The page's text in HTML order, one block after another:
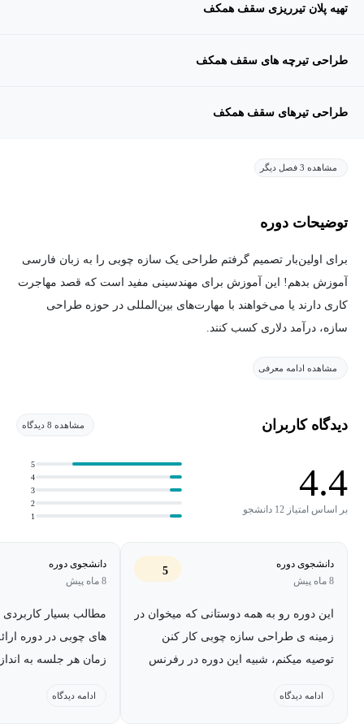
تهیه پلان تیرریزی سقف همکف
طراحی تیرچه های سقف همکف
طراحی تیرهای سقف همکف
مشاهده 3 فصل دیگر
توضیحات دوره
برای اولین‌بار تصمیم گرفتم طراحی یک سازه چوبی را به زبان فارسی
آموزش بدهم! این آموزش برای مهندسینی مفید است که قصد مهاجرت
کاری دارند یا می‌خواهند با مهارت‌های بین‌المللی در حوزه طراحی
سازه، درآمد دلاری کسب کنند.
در این دوره، یک ساختمان متداول چوبی در استرالیا را از صفر تا صد،
متناسب با نرم‌افزارهای روز و آیین‌نامه‌های استرالیایی طراحی می‌کنیم.
لازم به ذکر است که تمامی نرم‌افزارها و آیین‌نامه‌ها به‌صورت رایگان
در اختیار شما عزیزان قرار خواهد گرفت.
سرفصل‌های دوره:
آموزش نرم‌افزار Structural Toolkit
طراحی Beam، Column، Rafter، Ridge Beam، Stud، Brace و
Foundation
آشنایی با Tie Down و ضوابط مربوط به آن
مشاهده ادامه معرفی
دیدگاه کاربران مشاهده 8 دیدگاه
4.4
بر اساس امتیاز 12 دانشجو
1
2
3
4
5
دانشجوی دوره
8 ماه پیش
5
این دوره رو به همه دوستانی که میخوان در
زمینه ی طراحی سازه چوبی کار کنن
توصیه میکنم، شبیه این دوره در رفرنس
ادامه دیدگاه
دانشجوی دوره
8 ماه پیش
مطالب بسیار
زمان هر جلسه به
ادامه دیدگاه